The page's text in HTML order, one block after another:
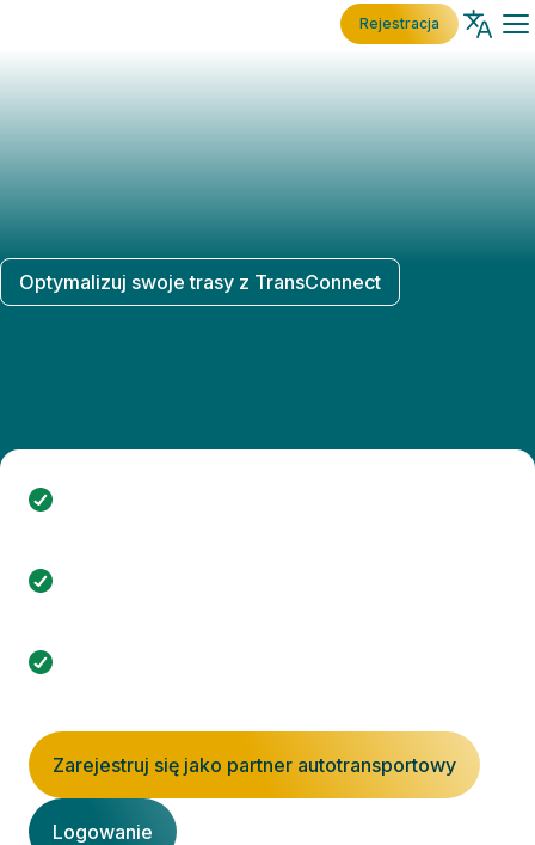
Rejestracja
Optymalizuj swoje trasy z TransConnect
Zarejestruj się jako partner autotransportowy
Logowanie